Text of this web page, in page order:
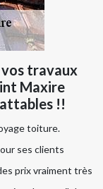
vos travaux
Maxire
!!
toiture.
ses clients
prix vraiment très